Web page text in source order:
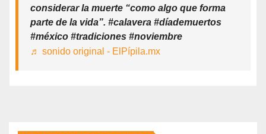
considerar la muerte “como algo que forma
parte de la vida”. #calavera #díademuertos
#méxico #tradiciones #noviembre
♬ sonido original - ElPípila.mx